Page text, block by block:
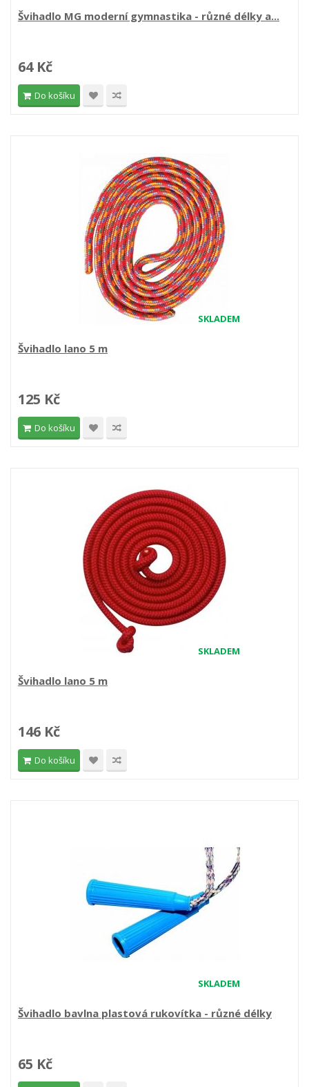
Švihadlo MG moderní gymnastika - různé délky a...
64 Kč
Do košíku
SKLADEM
Švihadlo lano 5 m
125 Kč
Do košíku
SKLADEM
Švihadlo lano 5 m
146 Kč
Do košíku
SKLADEM
Švihadlo bavlna plastová rukovítka - různé délky
65 Kč